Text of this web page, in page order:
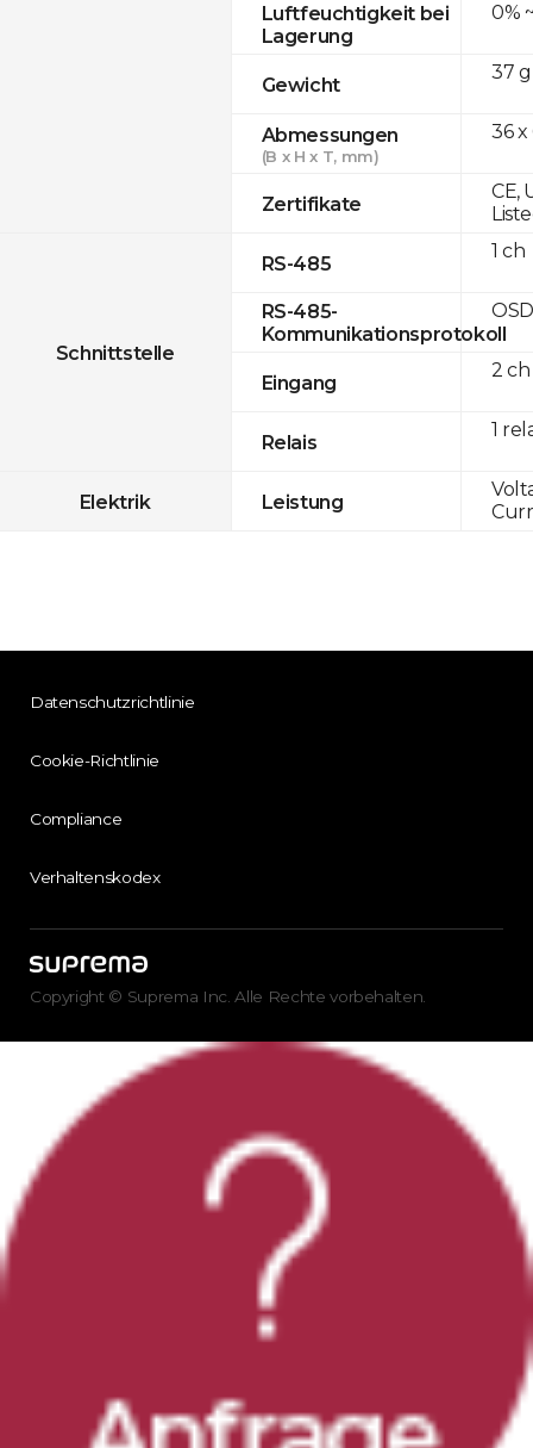
Luftfeuchtigkeit bei
Lagerung
Gewicht
Abmessungen
(B x H x T, mm)
Zertifikate
Schnittstelle
RS-485
RS-485-
Kommunikationsprotokoll
Eingang
Relais
Elektrik Leistung
0%
37 g
36 x
CE,
1 ch
2 ch
1
Datenschutzrichtlinie
Cookie-Richtlinie
Compliance
Verhaltenskodex
Copyright © Suprema Inc. Alle Rechte vorbehalten.